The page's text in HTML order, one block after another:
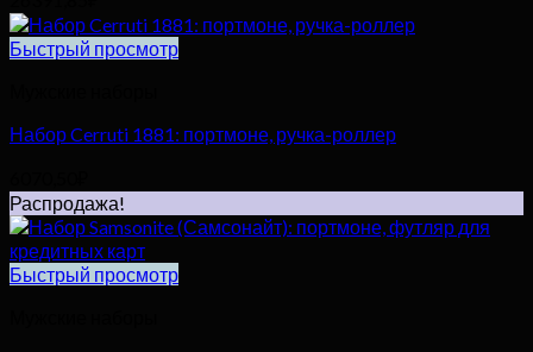
Быстрый просмотр
Набор Cerruti 1881: портмоне, ручка-роллер
Распродажа!
Быстрый просмотр